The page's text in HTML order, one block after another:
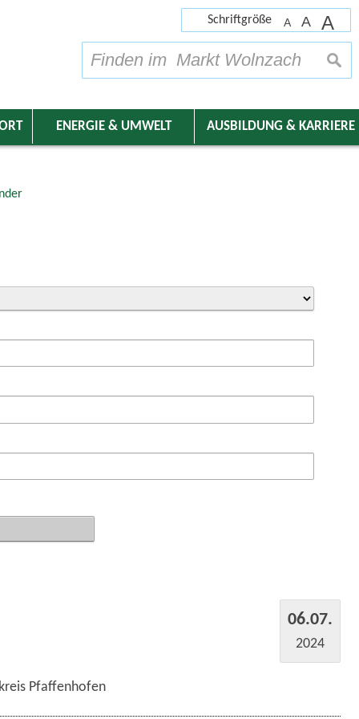
Schriftgröße A A A
ENERGIE & UMWELT AUSBILDUNG & KARRIERE
06.07.
2024
Pfaffenhofen